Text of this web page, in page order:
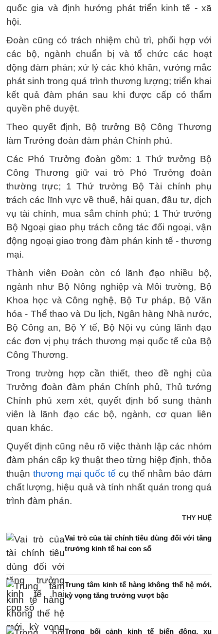
quốc gia và định hướng phát triển kinh tế - xã
hội.
Đoàn cũng có trách nhiệm chủ trì, phối hợp với
các bộ, ngành chuẩn bị và tổ chức các hoạt
động đàm phán; xử lý các khó khăn, vướng mắc
phát sinh trong quá trình thương lượng; triển khai
kết quả đàm phán sau khi được cấp có thẩm
quyền phê duyệt.
Theo quyết định, Bộ trưởng Bộ Công Thương
làm Trưởng đoàn đàm phán Chính phủ.
Các Phó Trưởng đoàn gồm: 1 Thứ trưởng Bộ
Công Thương giữ vai trò Phó Trưởng đoàn
thường trực; 1 Thứ trưởng Bộ Tài chính phụ
trách các lĩnh vực về thuế, hải quan, đầu tư, dịch
vụ tài chính, mua sắm chính phủ; 1 Thứ trưởng
Bộ Ngoại giao phụ trách công tác đối ngoại, vận
động ngoại giao trong đàm phán kinh tế - thương
mại.
Thành viên Đoàn còn có lãnh đạo nhiều bộ,
ngành như Bộ Nông nghiệp và Môi trường, Bộ
Khoa học và Công nghệ, Bộ Tư pháp, Bộ Văn
hóa - Thể thao và Du lịch, Ngân hàng Nhà nước,
Bộ Công an, Bộ Y tế, Bộ Nội vụ cùng lãnh đạo
các đơn vị phụ trách thương mại quốc tế của Bộ
Công Thương.
Trong trường hợp cần thiết, theo đề nghị của
Trưởng đoàn đàm phán Chính phủ, Thủ tướng
Chính phủ xem xét, quyết định bổ sung thành
viên là lãnh đạo các bộ, ngành, cơ quan liên
quan khác.
Quyết định cũng nêu rõ việc thành lập các nhóm
đàm phán cấp kỹ thuật theo từng hiệp định, thỏa
thuận thương mại quốc tế cụ thể nhằm bảo đảm
chất lượng, hiệu quả và tính nhất quán trong quá
trình đàm phán.
THY HUỆ
Vai trò của tài chính tiêu dùng đối với tăng
trưởng kinh tế hai con số
Trung tâm kinh tế hàng không thế hệ mới,
kỳ vọng tăng trưởng vượt bậc
Trong bối cảnh kinh tế biến động, xu